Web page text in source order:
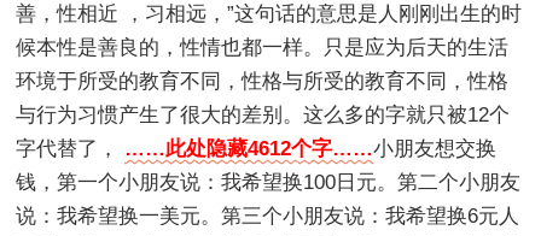
善，性相近 ，习相远，”这句话的意思是人刚刚出生的时
候本性是善良的，性情也都一样。只是应为后天的生活
环境于所受的教育不同，性格与所受的教育不同，性格
与行为习惯产生了很大的差别。这么多的字就只被12个
字代替了， ……此处隐藏4612个字……小朋友想交换
钱，第一个小朋友说：我希望换100日元。第二个小朋友
说：我希望换一美元。第三个小朋友说：我希望换6元人